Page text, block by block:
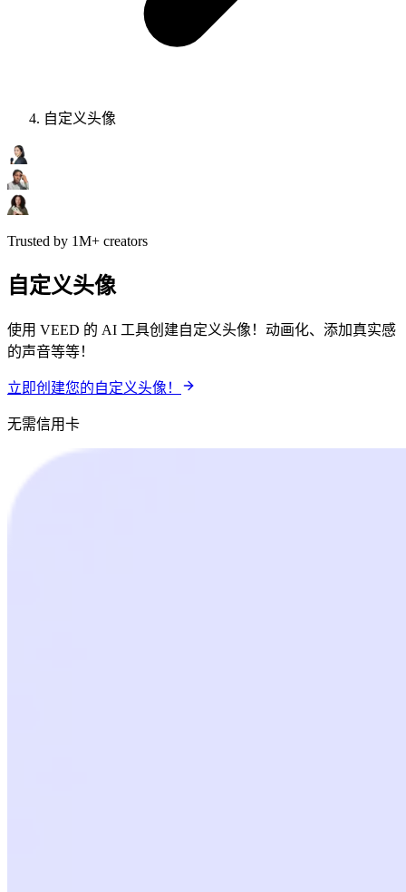
自定义头像
Trusted by 1M+ creators
自定义头像
使用 VEED 的 AI 工具创建自定义头像！动画化、添加真实感
的声音等等！
立即创建您的自定义头像！
无需信用卡